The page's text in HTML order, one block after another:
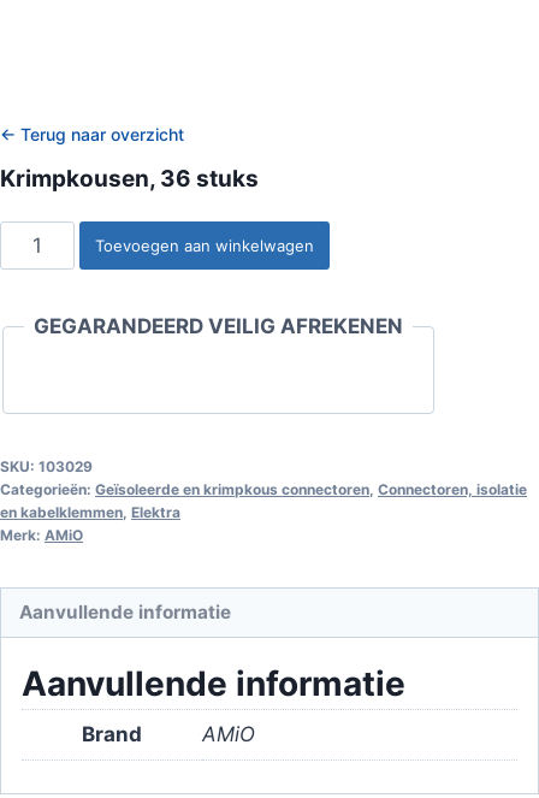
← Terug naar overzicht
Krimpkousen, 36 stuks
Krimpkousen,
36
aantal
Toevoegen aan winkelwagen
GEGARANDEERD VEILIG AFREKENEN
SKU: 103029
Categorieën: Geïsoleerde en krimpkous connectoren, Connectoren, isolatie
en kabelklemmen, Elektra
Merk: AMiO
Aanvullende informatie
Aanvullende informatie
Brand AMiO